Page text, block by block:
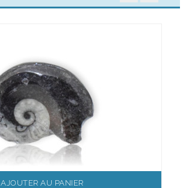
AJOUTER AU PANIER